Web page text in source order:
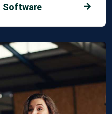
Software